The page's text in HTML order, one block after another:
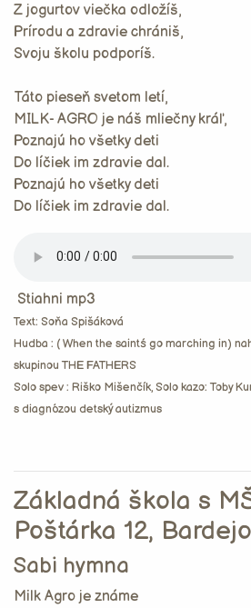
Z jogurtov viečka odložíš,
Prírodu a zdravie chrániš,
Svoju školu podporíš.
Táto pieseň svetom letí,
MILK- AGRO je náš mliečny kráľ,
Poznajú ho všetky deti
Do líčiek im zdravie dal.
Poznajú ho všetky deti
Do líčiek im zdravie dal.
Stiahni mp3
Text: Soňa Spišáková
Hudba : ( When the saintś go marching in)
skupinou THE FATHERS
Solo spev : Riško Mišenčík, Solo kazo: Toby
s diagnózou detský autizmus
Základná škola s
Poštárka 12,
Sabi hymna
Milk Agro je známe